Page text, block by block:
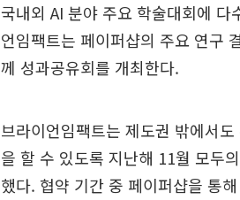
국내외 AI 분야 주요 학술대회에
언임팩트는 페이퍼샵의 주요 연구
께 성과공유회를 개최한다.
브라이언임팩트는 제도권 밖에서
을 할 수 있도록 지난해 11월 모두
했다. 협약 기간 중 페이퍼샵을 통